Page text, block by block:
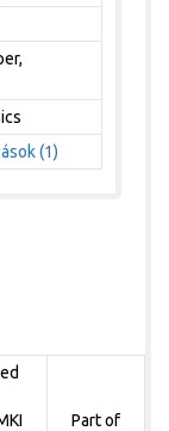
(1)
Part of